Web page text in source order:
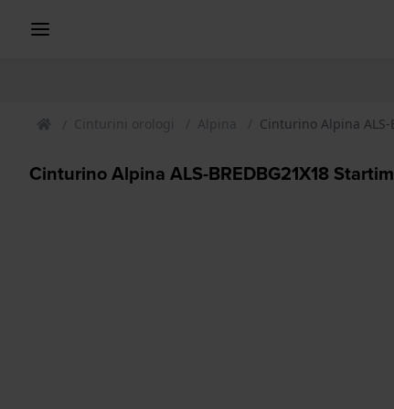
Cinturini orologi Alpina Cinturino Alpina ALS-
Cinturino Alpina ALS-BREDBG21X18